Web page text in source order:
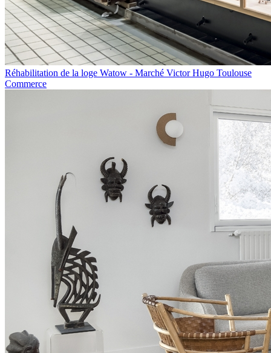
Réhabilitation de la loge Watow - Marché Victor Hugo Toulouse
Commerce